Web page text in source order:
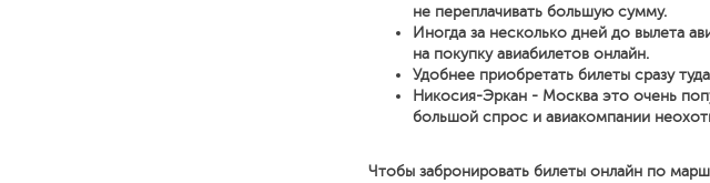
не переплачивать большую сумму.
Иногда за несколько дней до вылета
на покупку авиабилетов онлайн.
Удобнее приобретать билеты сразу
Никосия-Эркан - Москва это очень
большой спрос и авиакомпании
Чтобы забронировать билеты онлайн по